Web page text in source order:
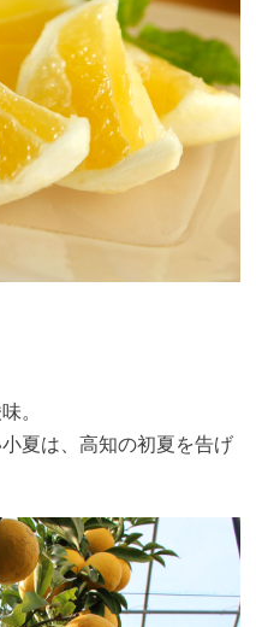
。
夏は、高知の初夏を告げ